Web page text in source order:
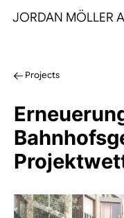
JORDAN MÖLLER
Projects